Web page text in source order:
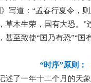
写道：“孟春行夏令，
草木生荣，国有大恐。
至致使“国乃有恐”“国
“时序”原则：
述了一年十二个月的